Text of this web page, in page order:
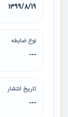
1399/8/19
نوع ضابطه
---
تاریخ انتشار
---